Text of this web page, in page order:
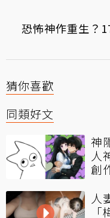
恐怖神作重生？
猜你喜歡
同類好文
神
人
創
人